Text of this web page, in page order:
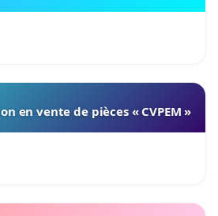
en vente de pièces « CVPEM »